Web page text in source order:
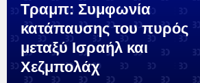
Τραμπ: Συμφωνία
κατάπαυσης του πυρός
μεταξύ Ισραήλ και
Χεζμπολάχ